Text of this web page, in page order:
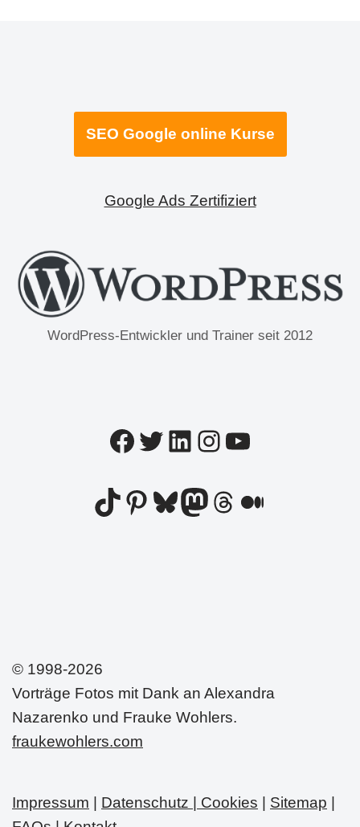
SEO Google online Kurse
Google Ads Zertifiziert
WordPress-Entwickler und Trainer seit 2012
© 1998-2026
Vorträge Fotos mit Dank an Alexandra
Nazarenko und Frauke Wohlers.
fraukewohlers.com
Impressum Datenschutz | Cookies Sitemap